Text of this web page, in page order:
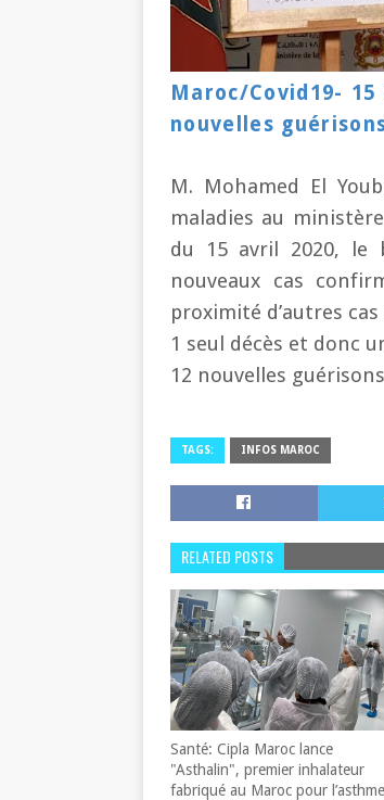
Maroc/Covid19-
nouvelles
M. Mohamed El
maladies au
du 15 avril 2020, le
nouveaux cas
proximité d’autres
1 seul décès et donc
12 nouvelles
TAGS: INFOS MAROC
RELATED POSTS
Santé: Cipla Maroc lance
"Asthalin", premier inhalateur
fabriqué au Maroc pour l’asthme